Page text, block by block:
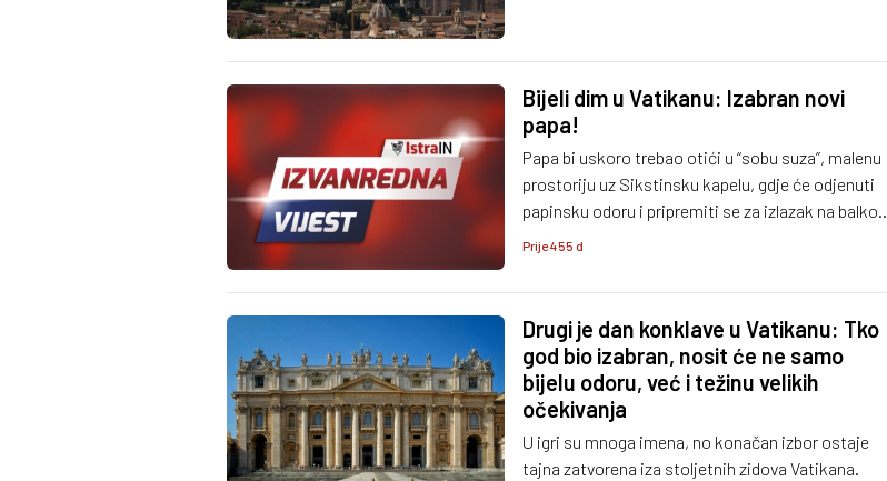
Bijeli dim u Vatikanu: Izabran novi
papa!
Papa bi uskoro trebao otići u “sobu suza”, malenu
prostoriju uz Sikstinsku kapelu, gdje će odjenuti
papinsku odoru i pripremiti se za izlazak na balkon
bazilike svetog Petra.
Prije 455 d
Drugi je dan konklave u Vatikanu: Tko
god bio izabran, nosit će ne samo
bijelu odoru, već i težinu velikih
očekivanja
U igri su mnoga imena, no konačan izbor ostaje
tajna zatvorena iza stoljetnih zidova Vatikana.